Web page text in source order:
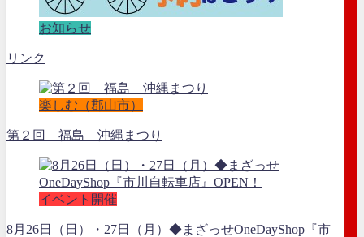
お知らせ
リンク
楽しむ（郡山市）
第２回 福島 沖縄まつり
イベント開催
8月26日（日）・27日（月）◆まざっせOneDayShop『市